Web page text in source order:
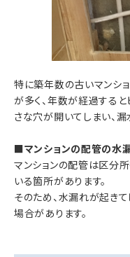
特に築年数の古いマンシ
が多く、年数が経過する
さな穴が開いてしまい、漏
■マンションの配管の水
マンションの配管は区分
いる箇所があります。
そのため、水漏れが起き
場合があります。